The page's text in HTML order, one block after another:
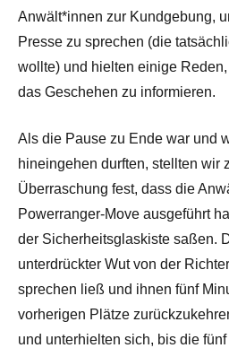
Anwält*innen zur Kundgebung,
Presse zu sprechen (die
wollte) und hielten einige
das Geschehen zu informieren.
Als die Pause zu Ende war und
hineingehen durften, stellten wir
Überraschung fest, dass die
Powerranger-Move ausgeführt
der Sicherheitsglaskiste saßen.
unterdrückter Wut von der
sprechen ließ und ihnen fünf
vorherigen Plätze
und unterhielten sich, bis die